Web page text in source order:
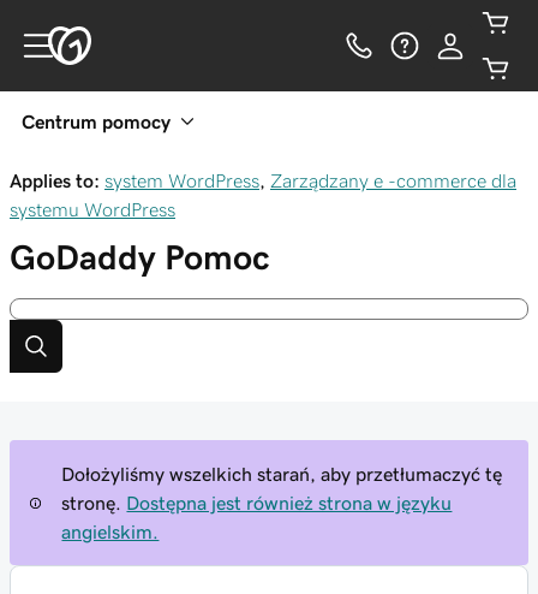
Centrum pomocy
Applies to: system WordPress
Zarządzany e -commerce dla
systemu WordPress
GoDaddy Pomoc
Dołożyliśmy wszelkich starań, aby przetłumaczyć tę
stronę.
Dostępna jest również strona w języku
angielskim.